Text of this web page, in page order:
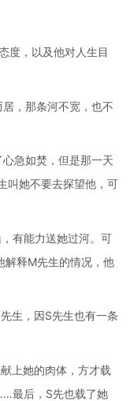
度，以及他对人生目
，那条河不宽，也不
急如焚，但是那一天
叫她不要去探望他，可
有能力送她过河。可
解释M先生的情况，他
生，因S先生也有一条
上她的肉体，方才载
最后，S先也载了她